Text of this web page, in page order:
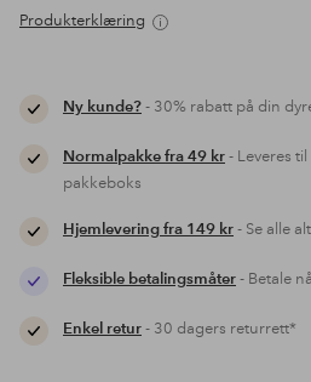
Produkterklæring
Ny kunde?- 30% rabatt på din
Normalpakke fra 49 kr- Leveres
pakkeboks
Hjemlevering fra 149 kr- Se alle
Fleksible betalingsmåter- Betale
Enkel retur- 30 dagers returrett*